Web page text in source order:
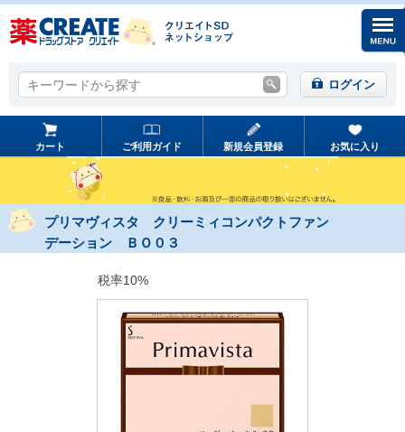
キーワードから探す
キーワードから探す ログイン
カート ご利用ガイド 新規会員登録 お気に入り
プリマヴィスタ クリーミィコンパクトファン
デーション ＢＯ０３
税率10%